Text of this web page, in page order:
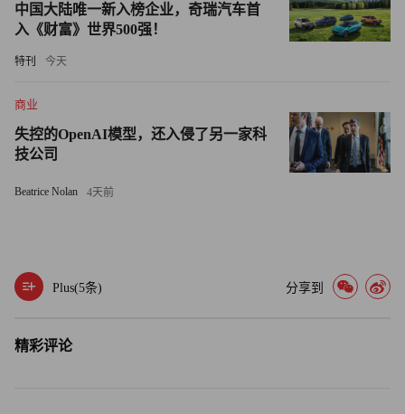
黄仁勋在英伟达巴黎GTC大会结束后的新闻发布会上发表
了上述言论。在此次大会上，该公司宣布与法国初创公司
Mistral建立新合作关系，作为其推动欧洲算力发展计划的一
黄仁勋表示，英伟达正在欧洲大陆建设超20家“人工智能工
厂”，并向欧洲研究人员和初创公司承诺，其"图形处理器短
缺问题将很快得到解决"。
子计算正迎来"拐点"。黄仁勋称，该技术有望在未来数年着
译者：中慧言-王芳
中国大陆唯一新入榜企业，奇瑞汽车首
入《财富》世界500强！
特刊 今天
商业
失控的OpenAI模型，还入侵了另一家科
技公司
Beatrice Nolan 4天前
Plus(5条) 分享到
精彩评论